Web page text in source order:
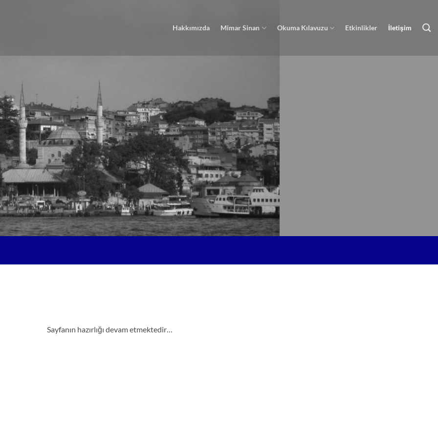
Hakkımızda Mimar Sinan Okuma Kılavuzu Etkinlikler İletişim
Sayfanın hazırlığı devam etmektedir…